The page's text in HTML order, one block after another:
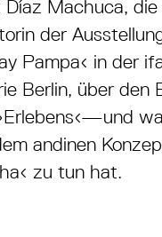
Díaz Machuca, die
der
Pampa‹ in der
Berlin, über den
andinen
zu tun hat.